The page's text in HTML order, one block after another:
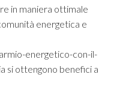
in maniera ottimale
energetica e
energetico-con-il-
si ottengono benefici a